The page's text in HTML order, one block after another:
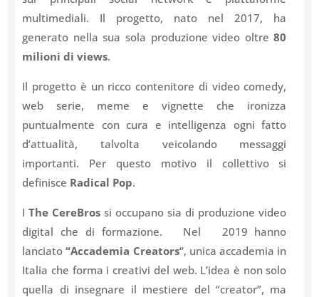
multimediali. Il progetto, nato nel 2017, ha
generato nella sua sola produzione video oltre80
milioni di views.
Il progetto è un ricco contenitore di video comedy,
web serie, meme e vignette che ironizza
puntualmente con cura e intelligenza ogni fatto
d’attualità, talvolta veicolando messaggi
importanti. Per questo motivo il collettivo si
definisce Radical Pop.
IThe CereBros si occupano sia di produzione video
digital che di formazione. Nel 2019 hanno
lanciato“Accademia Creators“, unica accademia in
Italia che forma i creativi del web. L’idea è non solo
quella di insegnare il mestiere del “creator”, ma